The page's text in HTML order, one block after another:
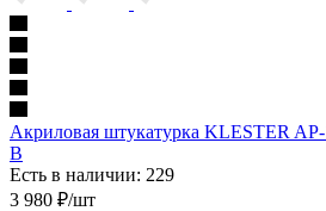
Акриловая штукатурка KLESTER
B
Есть в наличии: 229
3 980 ₽/шт